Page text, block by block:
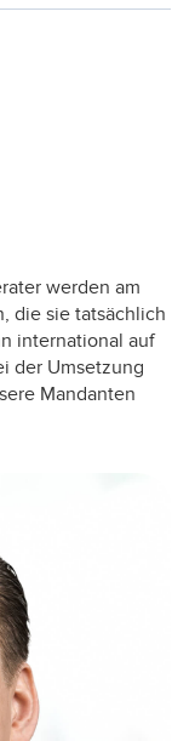
werden am
die sie tatsächlich
international auf
der Umsetzung
Mandanten